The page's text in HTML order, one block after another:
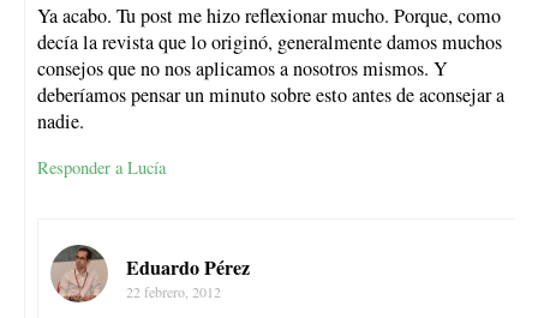
Ya acabo. Tu post me hizo reflexionar mucho. Porque, como
decía la revista que lo originó, generalmente damos muchos
consejos que no nos aplicamos a nosotros mismos. Y
deberíamos pensar un minuto sobre esto antes de aconsejar a
nadie.
Responder a Lucía
Eduardo Pérez
22 febrero, 2012